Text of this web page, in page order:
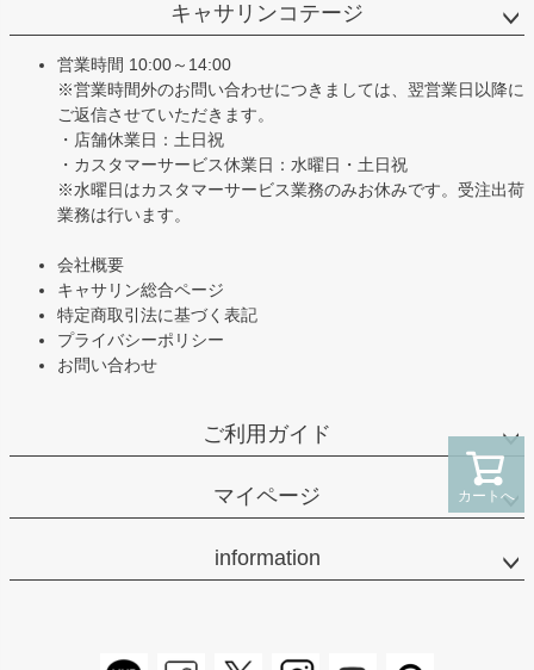
カートへ
ップ
キャサリンコテージ
営業時間 10:00～14:00
※営業時間外のお問い合わせにつきましては、翌営業日以降に
ご返信させていただきます。
・店舗休業日：土日祝
・カスタマーサービス休業日：水曜日・土日祝
※水曜日はカスタマーサービス業務のみお休みです。受注出荷
業務は行います。
会社概要
キャサリン総合ページ
特定商取引法に基づく表記
プライバシーポリシー
お問い合わせ
ご利用ガイド
マイページ
information